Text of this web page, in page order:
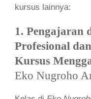
kursus lainnya:
1. Pengajaran
Profesional
Kursus
Eko Nugroho